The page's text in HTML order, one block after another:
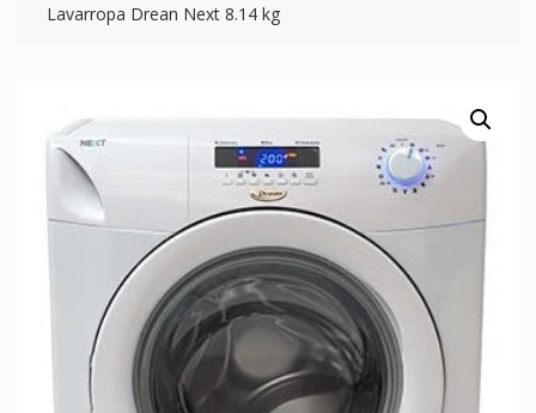
Lavarropa Drean Next 8.14 kg